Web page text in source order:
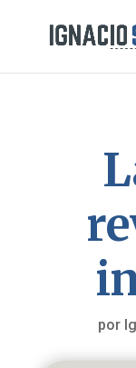
por